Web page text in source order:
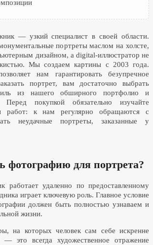
— узкий специалист в своей области.
портреты маслом на холсте,
дизайном, а digital-иллюстратор не
Мы создаем картины с 2003 года.
нам гарантировать безупречное
портрет, вам достаточно выбрать
из нашего обширного портфолио и
Перед покупкой обязательно изучайте
работ: к нам регулярно обращаются с
неудачные портреты, заказанные у
фотографию для портрета?
работает удаленно по предоставленному
играет ключевую роль. Главное условие
должен быть полностью узнаваем и
жизни.
на которых человек сам себе искренне
— это всегда художественное отражение